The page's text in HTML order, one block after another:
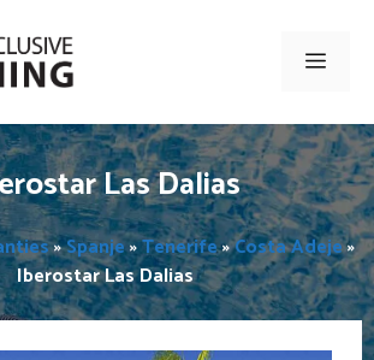
Menu
Las Dalias
»Spanje»Tenerife»Costa Adeje»
Iberostar Las Dalias